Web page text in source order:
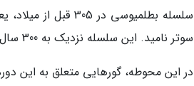
سلسله بطلمیوسی
سوتر نامید. این سلسله نزدیک به 300 سال دوام آورد تا اینکه خاتمه در 30 سال قبل از میلاد به دست روم افتاد.
در این محوطه، گورهایی متعلق به این